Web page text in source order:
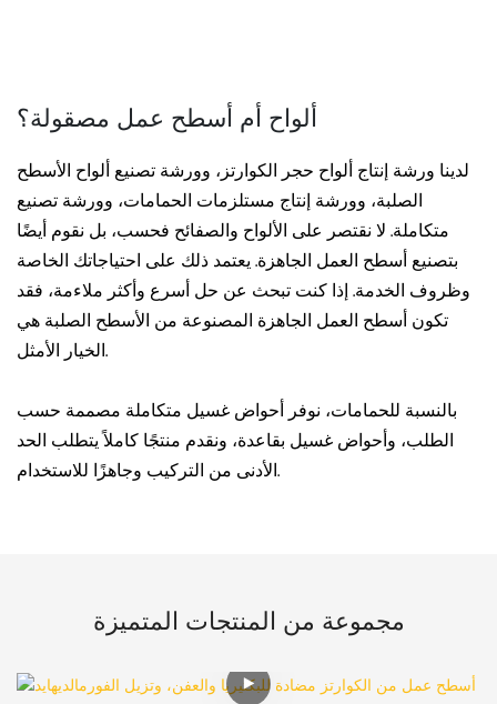
ألواح أم أسطح عمل مصقولة؟
لدينا ورشة إنتاج ألواح حجر الكوارتز، وورشة تصنيع ألواح الأسطح
الصلبة، وورشة إنتاج مستلزمات الحمامات، وورشة تصنيع
متكاملة. لا نقتصر على الألواح والصفائح فحسب، بل نقوم أيضًا
بتصنيع أسطح العمل الجاهزة. يعتمد ذلك على احتياجاتك الخاصة
وظروف الخدمة. إذا كنت تبحث عن حل أسرع وأكثر ملاءمة، فقد
تكون أسطح العمل الجاهزة المصنوعة من الأسطح الصلبة هي
الخيار الأمثل.
بالنسبة للحمامات، نوفر أحواض غسيل متكاملة مصممة حسب
الطلب، وأحواض غسيل بقاعدة، ونقدم منتجًا كاملاً يتطلب الحد
الأدنى من التركيب وجاهزًا للاستخدام.
مجموعة من المنتجات المتميزة